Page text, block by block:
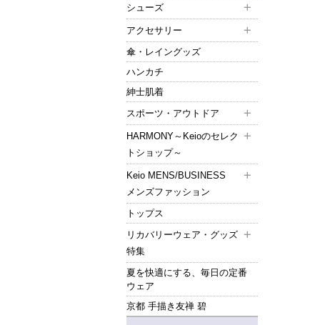
シューズ
アクセサリー
傘・レイングッズ
ハンカチ
紳士肌着
スポーツ・アウトドア
HARMONY～Keioのセレク
トショップ～
Keio MENS/BUSINESS
メンズファッション
トップス
リカバリーウェア・グッズ
特集
夏を快適にする、毎日の定番
ウェア
京都 手描き友禅 碧